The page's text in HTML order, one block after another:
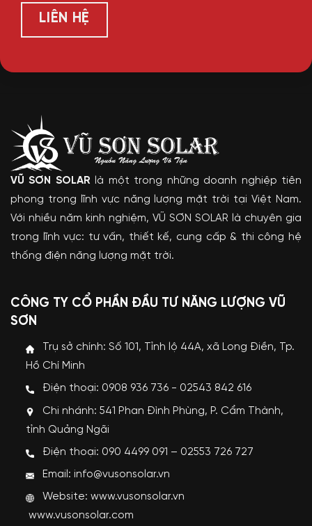
LIÊN HỆ
VŨ SƠN SOLAR là một trong những doanh nghiệp tiên
phong trong lĩnh vực năng lượng mặt trời tại Việt Nam.
Với nhiều năm kinh nghiệm, VŨ SƠN SOLAR là chuyên gia
trong lĩnh vực: tư vấn, thiết kế, cung cấp & thi công hệ
thống điện năng lượng mặt trời.
CÔNG TY CỔ PHẦN ĐẦU TƯ NĂNG LƯỢNG VŨ
SƠN
Trụ sở chính: Số 101, Tỉnh lộ 44A, xã Long Điền, Tp.
Hồ Chí Minh
Điện thoại: 0908 936 736 - 02543 842 616
Chi nhánh: 541 Phan Đình Phùng, P. Cẩm Thành,
tỉnh Quảng Ngãi
Điện thoại: 090 4499 091 – 02553 726 727
Email: info@vusonsolar.vn
Website:www.vusonsolar.vn
www.vusonsolar.com